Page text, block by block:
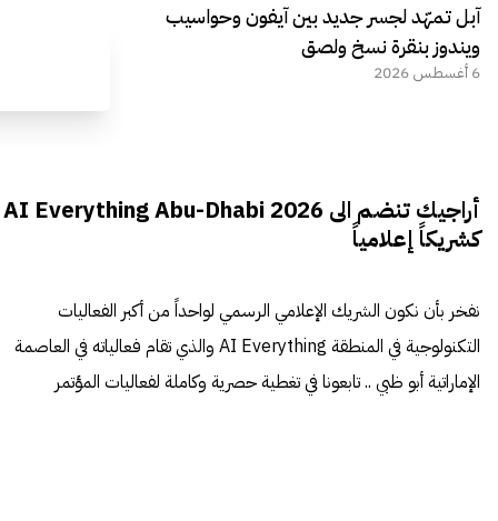
آبل تمهّد لجسر جديد بين آيفون وحواسيب
ويندوز بنقرة نسخ ولصق
6 أغسطس 2026
أراجيك تنضم الى AI Everything Abu-Dhabi 2026
كشريكاً إعلامياً
نفخر بأن نكون الشريك الإعلامي الرسمي لواحداً من أكبر الفعاليات
التكنولوجية في المنطقة AI Everything والذي تقام فعالياته في العاصمة
الإماراتية أبو ظبي .. تابعونا في تغطية حصرية وكاملة لفعاليات المؤتمر